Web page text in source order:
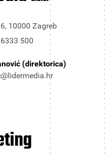
10000 Zagreb
500
(direktorica)